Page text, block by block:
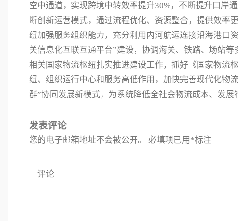
空中通道，实现跨境中转效率提升30%，不断提升口岸
断创新运营模式，通过流程优化、资源整合，提供效率
纽加强服务组织能力，充分利用内河航运连接沿海港口
关信息化互联互通平台”建设，协调海关、铁路、场站
相关国家物流枢纽扎实推进建设工作，抓好《国家物流
纽、组织运行中心和服务高低作用，加快完善现代化物
群”协同发展新模式，为系统降低全社会物流成本、发
发表评论
您的电子邮箱地址不会被公开。 必填项已用 *标注